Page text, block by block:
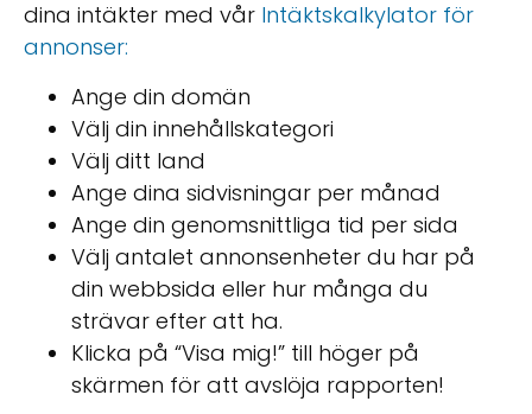
dina intäkter med vår Intäktskalkylator för
annonser:
Ange din domän
Välj din innehållskategori
Välj ditt land
Ange dina sidvisningar per månad
Ange din genomsnittliga tid per sida
Välj antalet annonsenheter du har på
din webbsida eller hur många du
strävar efter att ha.
Klicka på “Visa mig!” till höger på
skärmen för att avslöja rapporten!